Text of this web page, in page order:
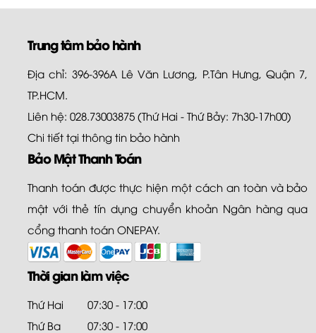
Trung tâm bảo hành
Địa chỉ: 396-396A Lê Văn Lương, P.Tân Hưng, Quận 7,
TP.HCM.
Liên hệ: 028.73003875 (Thứ Hai - Thứ Bảy: 7h30-17h00)
Chi tiết tại thông tin bảo hành
Bảo Mật Thanh Toán
Thanh toán được thực hiện một cách an toàn và bảo
mật với thẻ tín dụng chuyển khoản Ngân hàng qua
cổng thanh toán ONEPAY.
Thời gian làm việc
Thứ Hai
07:30 - 17:00
Thứ Ba
07:30 - 17:00